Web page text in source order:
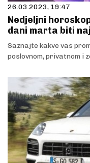
26.03.2023, 19:47
Nedjeljni
dani marta biti
Saznajte kakve vas
poslovnom, privatnom i